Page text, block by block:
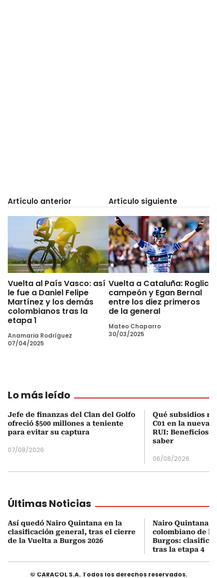
Artículo anterior
Vuelta al País Vasco: así
le fue a Daniel Felipe
Martínez y los demás
colombianos tras la
etapa 1
Anamaria Rodríguez
07/04/2025
Artículo siguiente
Vuelta a Cataluña: Roglic
campeón y Egan Bernal
entre los diez primeros
de la general
Mateo Chaparro
30/03/2025
Lo más leído
Jefe de finanzas del Clan del Golfo
ofreció $500 millones a teniente
para evitar su captura
07/08/2026
Qué subsidios
C01 en la nueva
RUI: Beneficios
saber
06/08/2026
Últimas Noticias
Así quedó Nairo Quintana en la
clasificación general, tras el cierre
de la Vuelta a Burgos 2026
Nairo Quintana,
colombiano de la
Burgos:
tras la etapa 4
© CARACOL S.A. Todos los derechos reservados.